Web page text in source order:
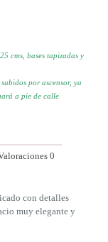
cms, bases tapizadas y
subidos porascensor, ya
a pie de calle
0
con detalles
muy elegante y